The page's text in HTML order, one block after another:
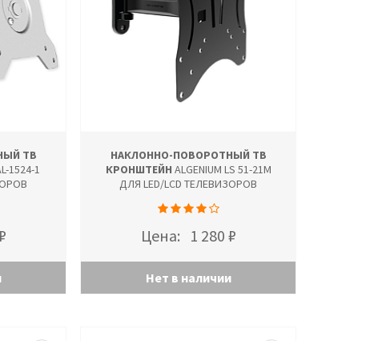
ТВ
1524-1
НАКЛОННО-ПОВОРОТНЫЙ ТВ
КРОНШТЕЙН ALGENIUM LS 51-21M
ДЛЯ LED/LCD ТЕЛЕВИЗОРОВ
Цена: 1 280 ₽
Нет в наличии